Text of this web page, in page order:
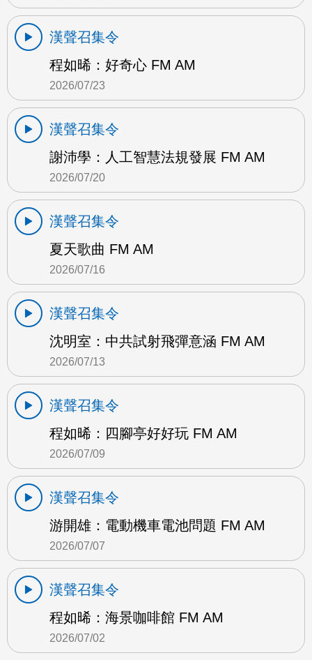
漢聲召集令
程如晞：好奇心 FM AM
2026/07/23
漢聲召集令
謝沛學：人工智慧法規發展 FM AM
2026/07/20
漢聲召集令
夏天歌曲 FM AM
2026/07/16
漢聲召集令
沈明室：中共試射飛彈意涵 FM AM
2026/07/13
漢聲召集令
程如晞：四腳亭好好玩 FM AM
2026/07/09
漢聲召集令
游開雄：電動機車電池問題 FM AM
2026/07/07
漢聲召集令
程如晞：海景咖啡館 FM AM
2026/07/02